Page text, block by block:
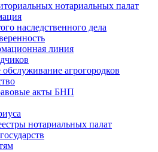
нотариальных палат
наследственного дела
линия
агрогородков
акты БНП
нотариальных палат